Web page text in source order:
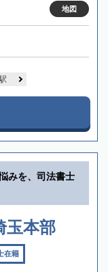
地図
みを、司法書士
玉本部
在籍